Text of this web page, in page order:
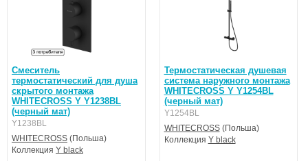
Смеситель
термостатический для душа
скрытого монтажа
WHITECROSS Y Y1238BL
(черный мат)
Y1238BL
WHITECROSS (Польша)
Коллекция Y black
Термостатическая душевая
система наружного монтажа
WHITECROSS Y Y1254BL
(черный мат)
Y1254BL
WHITECROSS(Польша)
Коллекция Y black